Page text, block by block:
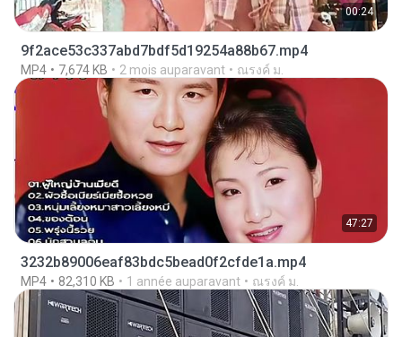
00:24
9f2ace53c337abd7bdf5d19254a88b67.mp4
MP4 7,674 KB 2 mois auparavant ณรงค์ ม.
47:27
3232b89006eaf83bdc5bead0f2cfde1a.mp4
MP4 82,310 KB 1 année auparavant ณรงค์ ม.